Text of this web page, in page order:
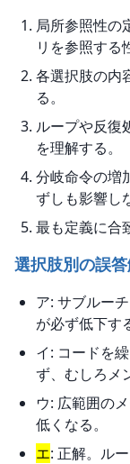
局所参照性の
リを参照する
各選択肢の内
る。
ループや反復
を理解する。
分岐命令の増
ずしも影響し
最も定義に合
選択肢別の誤
ア: サブルー
が必ず低下す
イ: コードを
ず、むしろメ
ウ: 広範囲の
低くなる。
エ: 正解。ル